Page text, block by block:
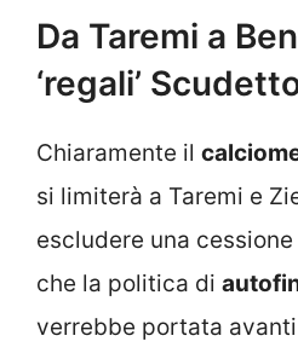
Da Taremi a
‘regali’
Chiaramente il
si limiterà a Taremi e
escludere una
che la politica di
verrebbe portata